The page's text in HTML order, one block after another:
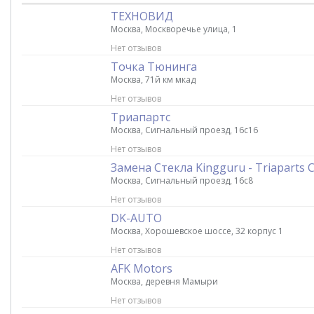
ТЕХНОВИД
Москва, Москворечье улица, 1
Нет отзывов
Точка Тюнинга
Москва, 71й км мкад
Нет отзывов
Триапартс
Москва, Сигнальный проезд, 16с16
Нет отзывов
Замена Стекла Kingguru - Triaparts
Москва, Сигнальный проезд, 16с8
Нет отзывов
DK-AUTO
Москва, Хорошевское шоссе, 32 корпус 1
Нет отзывов
AFK Motors
Москва, деревня Мамыри
Нет отзывов